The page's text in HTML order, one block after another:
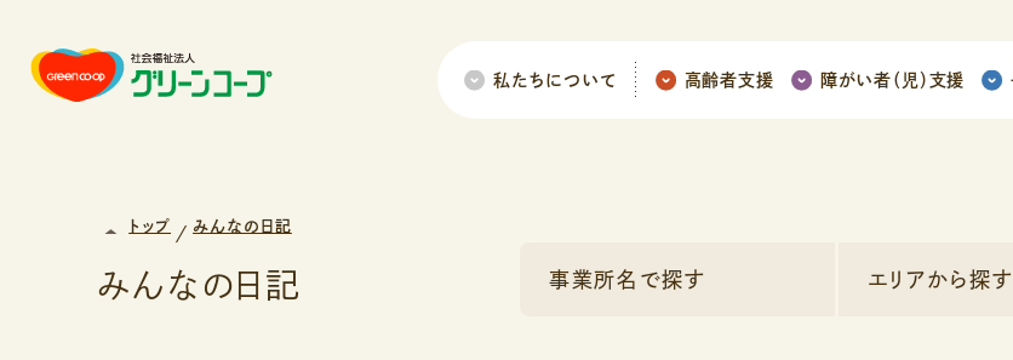
私たちについて 高齢者支援 障がい者（児）支援
トップ
みんなの日記
みんなの日記 事業所名で探す エリアから探す